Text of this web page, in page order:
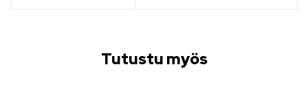
Tutustu myös